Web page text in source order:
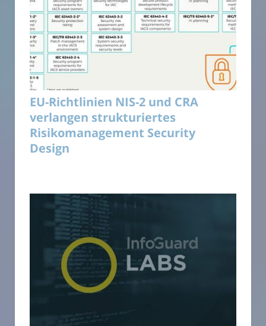
EU-Richtlinien NIS-2 und CRA
verlangen strukturiertes
Risikomanagement Security
Design